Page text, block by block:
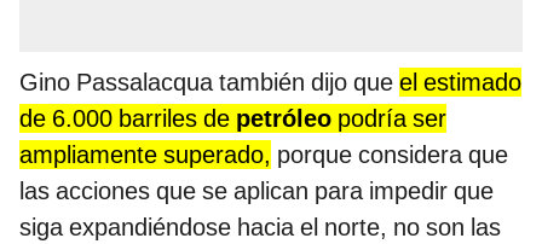
Gino Passalacqua también dijo que el estimado
de 6.000 barriles de petróleo podría ser
ampliamente superado, porque considera que
las acciones que se aplican para impedir que
siga expandiéndose hacia el norte, no son las